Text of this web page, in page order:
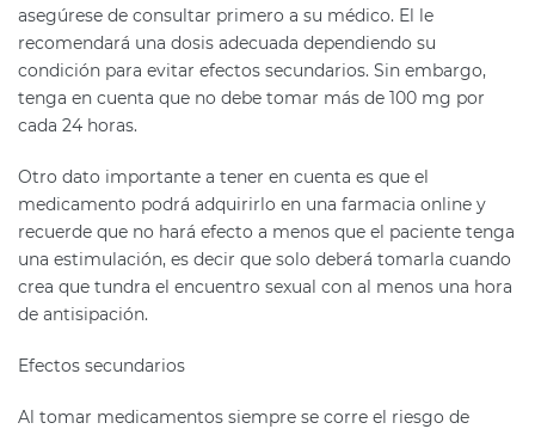
asegúrese de consultar primero a su médico. El le
recomendará una dosis adecuada dependiendo su
condición para evitar efectos secundarios. Sin embargo,
tenga en cuenta que no debe tomar más de 100 mg por
cada 24 horas.
Otro dato importante a tener en cuenta es que el
medicamento podrá adquirirlo en una farmacia online y
recuerde que no hará efecto a menos que el paciente tenga
una estimulación, es decir que solo deberá tomarla cuando
crea que tundra el encuentro sexual con al menos una hora
de antisipación.
Efectos secundarios
Al tomar medicamentos siempre se corre el riesgo de